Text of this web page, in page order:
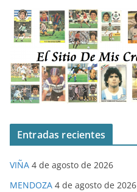
Entradas recientes
VIÑA 4 de agosto de 2026
MENDOZA 4 de agosto de 2026